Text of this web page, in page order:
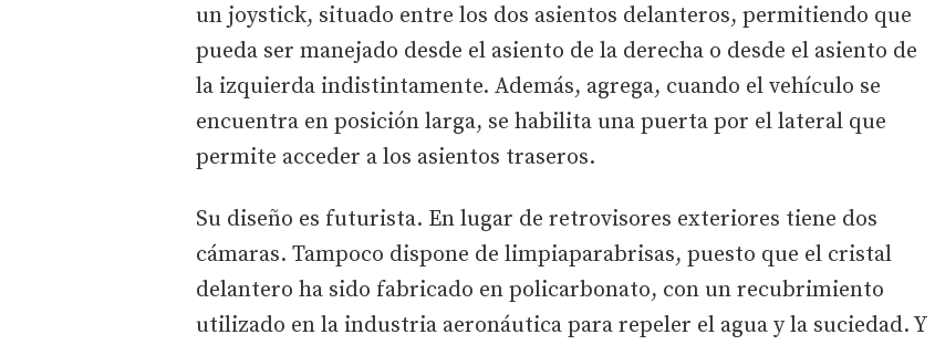
un joystick, situado entre los dos asientos delanteros, permitiendo que
pueda ser manejado desde el asiento de la derecha o desde el asiento de
la izquierda indistintamente. Además, agrega, cuando el vehículo se
encuentra en posición larga, se habilita una puerta por el lateral que
permite acceder a los asientos traseros.
Su diseño es futurista. En lugar de retrovisores exteriores tiene dos
cámaras. Tampoco dispone de limpiaparabrisas, puesto que el cristal
delantero ha sido fabricado en policarbonato, con un recubrimiento
utilizado en la industria aeronáutica para repeler el agua y la suciedad. Y